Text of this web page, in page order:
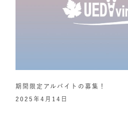
期間限定アルバイトの募集！
2025年4月14日